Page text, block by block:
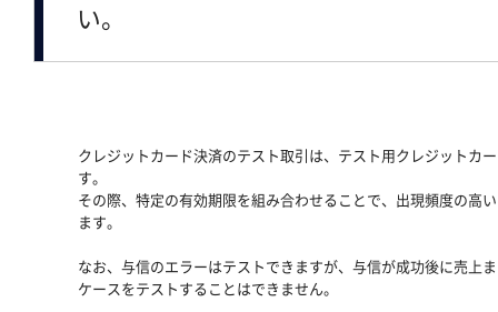
い。
クレジットカード決済のテスト取引は、テスト用クレジットカ
す。
その際、特定の有効期限を組み合わせることで、出現頻度の高
ます。
なお、与信のエラーはテストできますが、与信が成功後に売上
ケースをテストすることはできません。